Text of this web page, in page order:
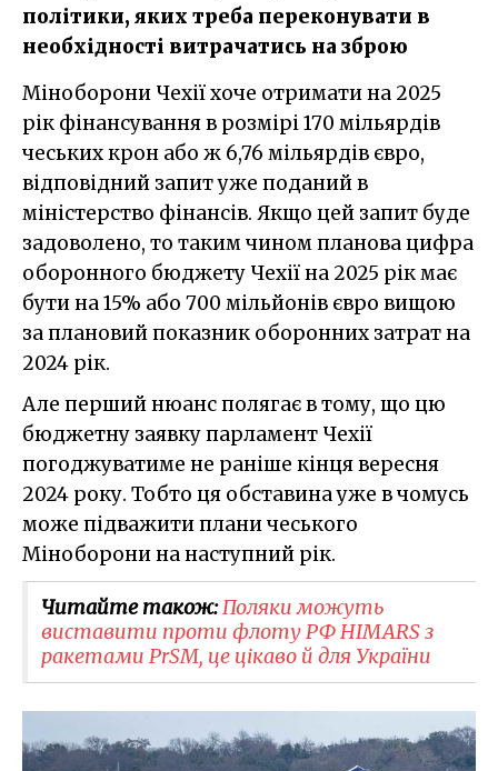
політики, яких треба переконувати в
необхідності витрачатись на зброю
Міноборони Чехії хоче отримати на 2025
рік фінансування в розмірі 170 мільярдів
чеських крон або ж 6,76 мільярдів євро,
відповідний запит уже поданий в
міністерство фінансів. Якщо цей запит буде
задоволено, то таким чином планова цифра
оборонного бюджету Чехії на 2025 рік має
бути на 15% або 700 мільйонів євро вищою
за плановий показник оборонних затрат на
2024 рік.
Але перший нюанс полягає в тому, що цю
бюджетну заявку парламент Чехії
погоджуватиме не раніше кінця вересня
2024 року. Тобто ця обставина уже в чомусь
може підважити плани чеського
Міноборони на наступний рік.
Читайте також:Поляки можуть
виставити проти флоту РФ HIMARS з
ракетами PrSM, це цікаво й для України